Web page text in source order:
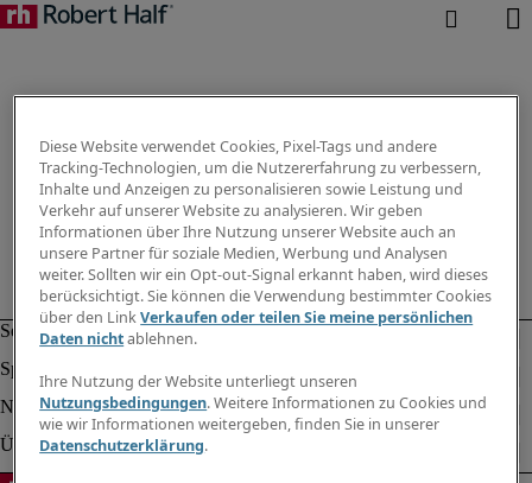
Diese Website verwendet Cookies, Pixel-Tags und andere
Tracking-Technologien, um die Nutzererfahrung zu verbessern,
Inhalte und Anzeigen zu personalisieren sowie Leistung und
Verkehr auf unserer Website zu analysieren. Wir geben
Informationen über Ihre Nutzung unserer Website auch an
unsere Partner für soziale Medien, Werbung und Analysen
weiter. Sollten wir ein Opt-out-Signal erkannt haben, wird dieses
berücksichtigt. Sie können die Verwendung bestimmter Cookies
über den LinkVerkaufen oder teilen Sie meine persönlichen
Daten nichtablehnen.
Ihre Nutzung der Website unterliegt unseren
Nutzungsbedingungen. Weitere Informationen zu Cookies und
wie wir Informationen weitergeben, finden Sie in unserer
Datenschutzerklärung.